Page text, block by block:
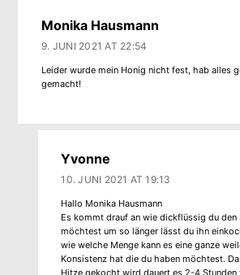
Monika Hausmann
9. JUNI 2021 AT 22:54
Leider wurde mein Honig nicht fest, hab alles
gemacht!
Yvonne
10. JUNI 2021 AT 19:13
Hallo Monika Hausmann
Es kommt drauf an wie dickflüssig du den
möchtest um so länger lässt du ihn
wie welche Menge kann es eine ganze
Konsistenz hat die du haben möchtest.
Hitze gekocht wird dauert es 2-4 Stunden